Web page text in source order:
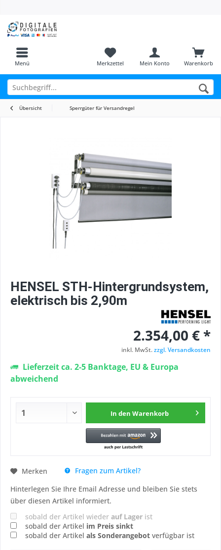
Menü Warenkorb
Merkzettel Mein Konto
Übersicht Sperrgüter für Versandregel
HENSEL STH-Hintergrundsystem,
elektrisch bis 2,90m
2.354,00 € *
inkl. MwSt.zzgl. Versandkosten
Lieferzeit ca. 2-5 Banktage, EU & Europa
abweichend
In den Warenkorb
Merken
Fragen zum Artikel?
Hinterlegen Sie Ihre Email Adresse und bleiben Sie stets
über diesen Artikel informiert.
sobald der Artikel wieder auf Lager ist
sobald der Artikel im Preis sinkt
sobald der Artikel als Sonderangebot verfügbar ist